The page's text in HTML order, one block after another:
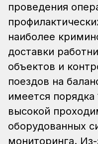
проведения
наиболее
доставки
объектов и
поездов на
имеется
высокой
оборудованных
мониторинга.